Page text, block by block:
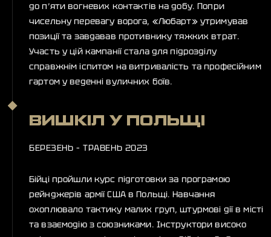
до п’яти вогневих контактів на добу. Попри
чисельну перевагу ворога, «Любарт» утримував
позиції та завдавав противнику тяжких втрат.
Участь у цій кампанії стала для підрозділу
справжнім іспитом на витривалість та професійним
гартом у веденні вуличних боїв.
ВИШКІЛ У ПОЛЬЩІ
БЕРЕЗЕНЬ – ТРАВЕНЬ 2023
Бійці пройшли курс підготовки за програмою
рейнджерів армії США в Польщі. Навчання
охоплювало тактику малих груп, штурмові дії в місті
та взаємодію з союзниками. Інструктори високо